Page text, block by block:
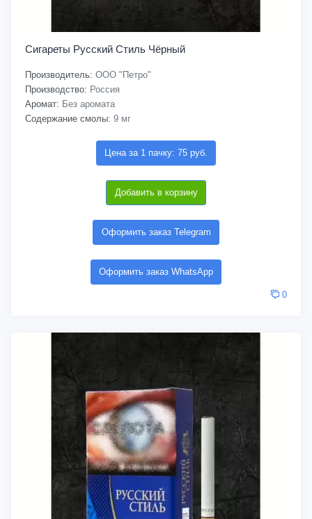
Сигареты Русский Стиль Чёрный
Производитель: ООО "Петро"
Производство: Россия
Аромат: Без аромата
Содержание смолы: 9 мг
Цена за 1 пачку: 75 руб.
Добавить в корзину
Оформить заказ Telegram
Оформить заказ WhatsApp
0